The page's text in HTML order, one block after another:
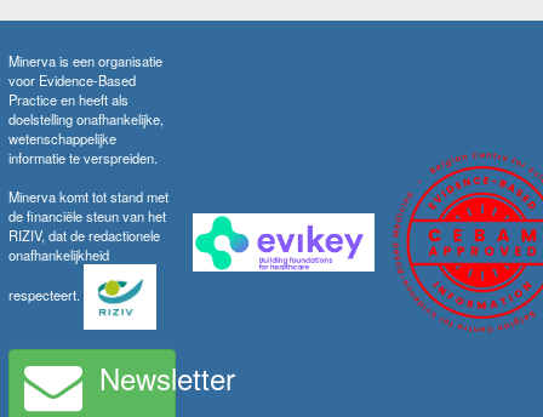
Minerva is een organisatie
voor Evidence-Based
Practice en heeft als
doelstelling onafhankelijke,
wetenschappelijke
informatie te verspreiden.
Minerva komt tot stand met
de financiële steun van het
RIZIV, dat de redactionele
onafhankelijkheid
respecteert.
Newsletter